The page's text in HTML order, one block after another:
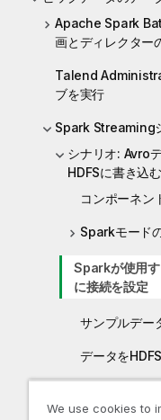
Apache Spark
画とディレクター
Talend
ブを実行
Spark Streaming
シナリオ: Avro
HDFSに書き込む
コンポーネン
Sparkモード
Sparkが使用
に接続を設定
サンプルデー
データを
次のステップ?
We use cookies to